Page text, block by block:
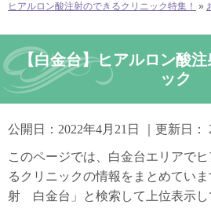
ヒアルロン酸注射のできるクリニック特集！ »
【白金台】ヒアルロン酸
ック
公開日： 2022年4月21日 ｜更新日：
このページでは、白金台エリアで
るクリニックの情報をまとめてい
射 白金台」と検索して上位表示し